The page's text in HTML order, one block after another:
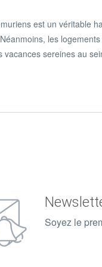
est un véritable
les
vacances sereines au
Soyez le